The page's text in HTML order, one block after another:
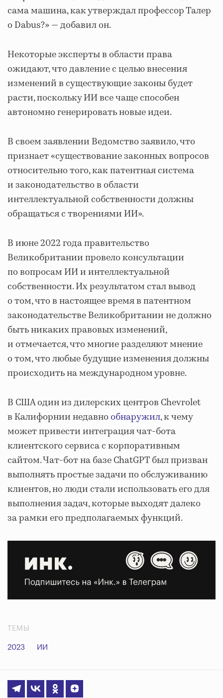
сама машина, как утверждал профессор Талер
о Dabus?» — добавил он.
Некоторые эксперты в области права
ожидают, что давление с целью внесения
изменений в существующие законы будет
расти, поскольку ИИ все чаще способен
автономно генерировать новые идеи.
В своем заявлении Ведомство заявило, что
признает «существование законных вопросов
относительно того, как патентная система
и законодательство в области
интеллектуальной собственности должны
обращаться с творениями ИИ».
В июне 2022 года правительство
Великобритании провело консультации
по вопросам ИИ и интеллектуальной
собственности. Их результатом стал вывод
о том, что в настоящее время в патентном
законодательстве Великобритании не должно
быть никаких правовых изменений,
и отмечается, что многие разделяют мнение
о том, что любые будущие изменения должны
происходить на международном уровне.
В США один из дилерских центров Chevrolet
в Калифорнии недавнообнаружил, к чему
может привести интеграция чат-бота
клиентского сервиса с корпоративным
сайтом. Чат-бот на базе ChatGPT был призван
выполнять простые задачи по обслуживанию
клиентов, но люди стали использовать его для
выполнения задач, которые выходят далеко
за рамки его предполагаемых функций.
ТЕМЫ
2023 ИИ